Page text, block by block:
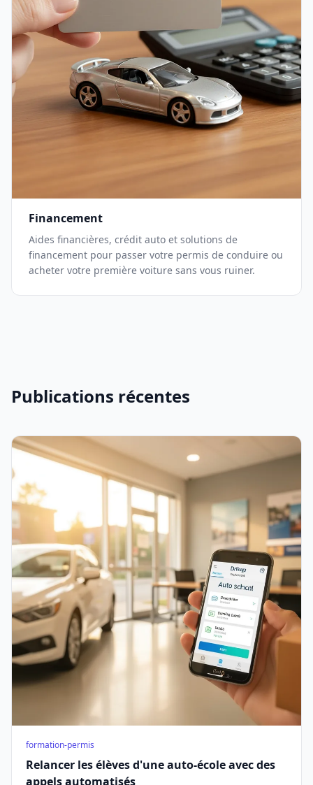
Financement
Aides financières, crédit auto et solutions de
financement pour passer votre permis de conduire ou
acheter votre première voiture sans vous ruiner.
Publications récentes
formation-permis
Relancer les élèves d'une auto-école avec des
appels automatisés